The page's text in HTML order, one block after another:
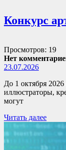
Конкурс
Просмотров: 19
Нет
23.07.2026
До 1 октября
иллюстраторы,
могут
Читать далее